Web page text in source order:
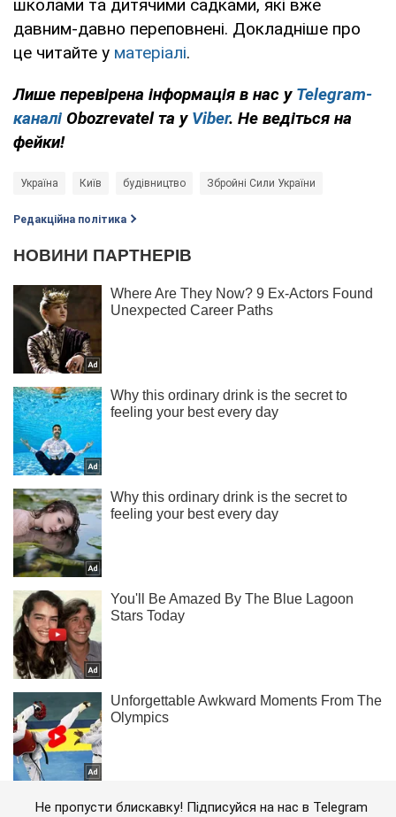
школами та дитячими садками, які вже
давним-давно переповнені. Докладніше про
це читайте у матеріалі.
Лише перевірена інформація в нас у Telegram-
каналі Obozrevatel та у Viber. Не ведіться на
фейки!
Україна Київ будівництво Збройні Сили України
Редакційна політика
Не пропусти блискавку! Підписуйся на нас в Telegram